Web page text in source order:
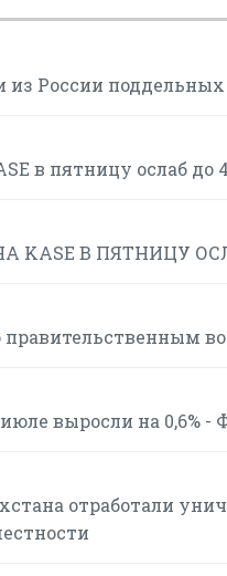
из России
в пятницу ослаб до
В ПЯТНИЦУ
выросли на 0,6% -
отработали